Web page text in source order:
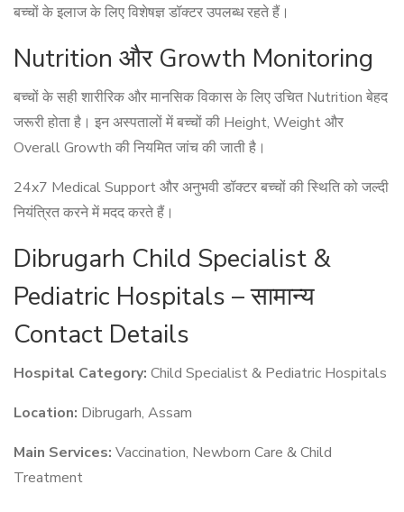
बच्चों के इलाज के लिए विशेषज्ञ डॉक्टर उपलब्ध रहते हैं।
Nutrition और Growth Monitoring
बच्चों के सही शारीरिक और मानसिक विकास के लिए उचित Nutrition बेहद
जरूरी होता है। इन अस्पतालों में बच्चों की Height, Weight और
Overall Growth की नियमित जांच की जाती है।
24x7 Medical Support और अनुभवी डॉक्टर बच्चों की स्थिति को जल्दी
नियंत्रित करने में मदद करते हैं।
Dibrugarh Child Specialist &
Pediatric Hospitals – सामान्य
Contact Details
Hospital Category: Child Specialist & Pediatric Hospitals
Location: Dibrugarh, Assam
Main Services: Vaccination, Newborn Care & Child
Treatment